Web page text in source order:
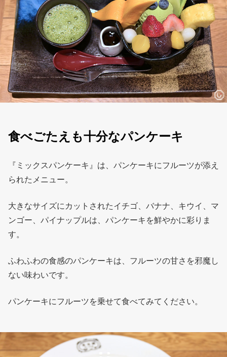
食べごたえも十分なパンケーキ
『ミックスパンケーキ』は、パンケーキにフルーツが添え
られたメニュー。
大きなサイズにカットされたイチゴ、バナナ、キウイ、マ
ンゴー、パイナップルは、パンケーキを鮮やかに彩りま
す。
ふわふわの食感のパンケーキは、フルーツの甘さを邪魔し
ない味わいです。
パンケーキにフルーツを乗せて食べてみてください。